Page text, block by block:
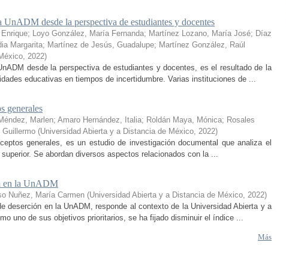
UnADM desde la perspectiva de estudiantes y docentes
; Loyo González, María Fernanda; Martínez Lozano, María José; Díaz
Margarita; Martínez de Jesús, Guadalupe; Martínez González, Raúl
, 2022)
desde la perspectiva de estudiantes y docentes, es el resultado de la
educativas en tiempos de incertidumbre. Varias instituciones de ...
generales
Marlen; Amaro Hernández, Italia; Roldán Maya, Mónica; Rosales
Guillermo (Universidad Abierta y a Distancia de México, 2022)
generales, es un estudio de investigación documental que analiza el
Se abordan diversos aspectos relacionados con la ...
en la UnADM
Nuñez, María Carmen (Universidad Abierta y a Distancia de México, 2022)
deserción en la UnADM, responde al contexto de la Universidad Abierta y a
uno de sus objetivos prioritarios, se ha fijado disminuir el índice ...
Más